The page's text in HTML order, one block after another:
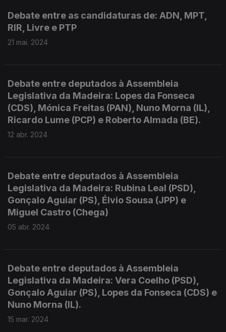
Debate entre as candidaturas de: ADN, MPT,
RIR, Livre e PTP
21 mai. 2024
Debate entre deputados à Assembleia
Legislativa da Madeira: Lopes da Fonseca
(CDS), Mónica Freitas (PAN), Nuno Morna (IL),
Ricardo Lume (PCP) e Roberto Almada (BE).
12 abr. 2024
Debate entre deputados à Assembleia
Legislativa da Madeira: Rubina Leal (PSD),
Gonçalo Aguiar (PS), Élvio Sousa (JPP) e
Miguel Castro (Chega)
05 abr. 2024
Debate entre deputados à Assembleia
Legislativa da Madeira: Vera Coelho (PSD),
Gonçalo Aguiar (PS), Lopes da Fonseca (CDS) e
Nuno Morna (IL).
15 mar. 2024